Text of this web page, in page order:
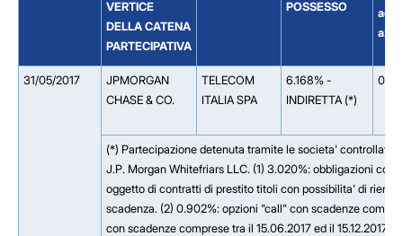
VERTICE
DELLA CATENA
PARTECIPATIVA
POSSESSO
ad
31/05/2017
JPMORGAN
CHASE & CO.
TELECOM
ITALIA SPA
6.168% -
INDIRETTA (*)
(*) Partecipazione detenuta tramite le societa' controllate
J.P. Morgan Whitefriars LLC. (1) 3.020%: obbligazioni
oggetto di contratti di prestito titoli con possibilita' di
scadenza. (2) 0.902%: opzioni "call" con scadenze
con scadenze comprese tra il 15.06.2017 ed il 15.12.2017.